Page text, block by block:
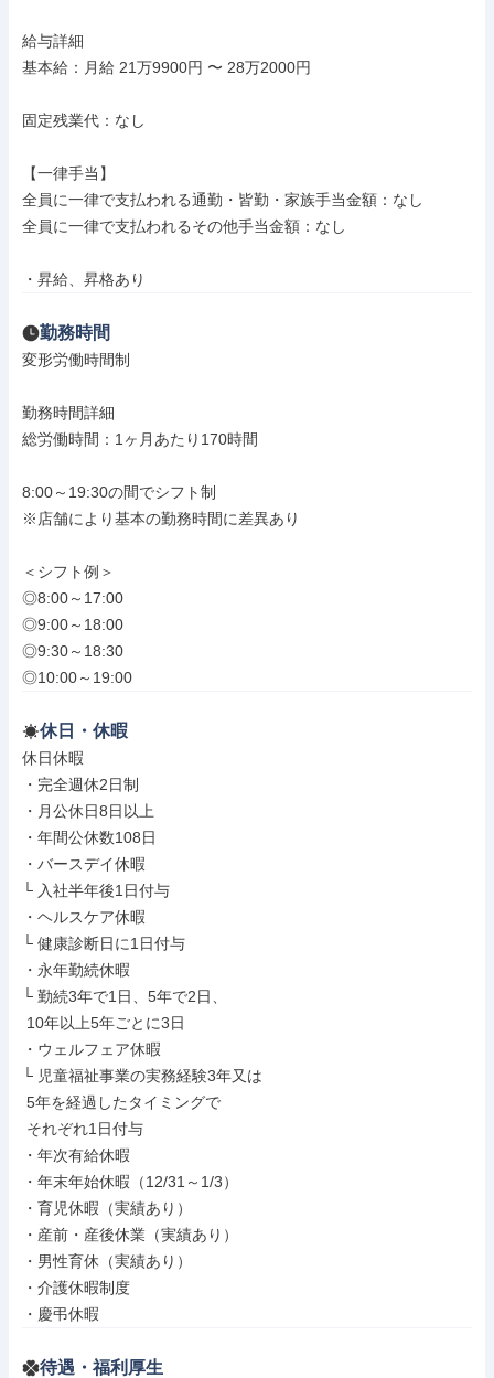
給与詳細
基本給：月給 21万9900円 〜 28万2000円
固定残業代：なし
【一律手当】
全員に一律で支払われる通勤・皆勤・家族手当金額：なし
全員に一律で支払われるその他手当金額：なし
・昇給、昇格あり
勤務時間
変形労働時間制
勤務時間詳細
総労働時間：1ヶ月あたり170時間
8:00～19:30の間でシフト制
※店舗により基本の勤務時間に差異あり
＜シフト例＞
◎8:00～17:00
◎9:00～18:00
◎9:30～18:30
◎10:00～19:00
休日・休暇
休日休暇
・完全週休2日制
・月公休日8日以上
・年間公休数108日
・バースデイ休暇
└ 入社半年後1日付与
・ヘルスケア休暇
└ 健康診断日に1日付与
・永年勤続休暇
└ 勤続3年で1日、5年で2日、
・ウェルフェア休暇
└ 児童福祉事業の実務経験3年又は
・年次有給休暇
・年末年始休暇（12/31～1/3）
・育児休暇（実績あり）
・産前・産後休業（実績あり）
・男性育休（実績あり）
・介護休暇制度
・慶弔休暇
待遇・福利厚生